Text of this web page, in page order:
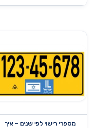
מספרי רישוי לפי שנים – איך